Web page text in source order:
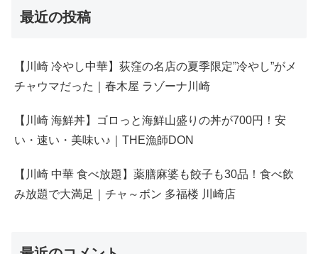
最近の投稿
【川崎 冷やし中華】荻窪の名店の夏季限定”冷やし”がメ
チャウマだった｜春木屋 ラゾーナ川崎
【川崎 海鮮丼】ゴロっと海鮮山盛りの丼が700円！安
い・速い・美味い♪｜THE漁師DON
【川崎 中華 食べ放題】薬膳麻婆も餃子も30品！食べ飲
み放題で大満足｜チャ～ボン 多福楼 川崎店